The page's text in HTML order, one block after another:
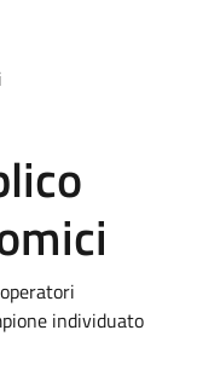
individuato